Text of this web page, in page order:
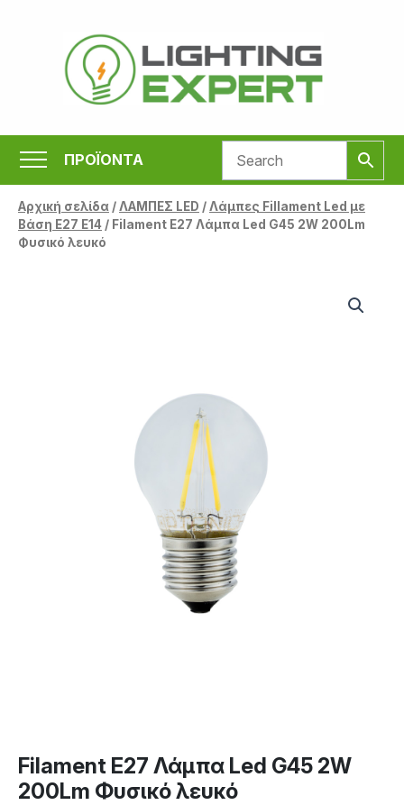
περιεχόμενο
ΠΡΟΪΟΝΤΑ
Αρχική σελίδα/ΛΑΜΠΕΣ LED /Λάμπες Fillament Led με
Βάση Ε27 E14/ Filament E27 Λάμπα Led G45 2W 200Lm
Φυσικό λευκό
Filament E27 Λάμπα Led G45 2W
200Lm Φυσικό λευκό